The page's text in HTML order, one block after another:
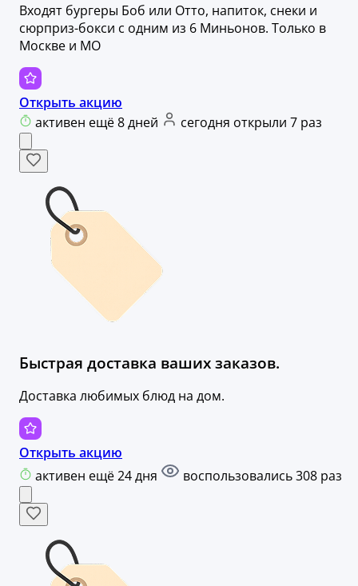
Входят бургеры Боб или Отто, напиток, снеки и
сюрприз-бокси с одним из 6 Миньонов. Только в
Москве и МО
Открыть акцию
активен ещё 8 дней
сегодня открыли 7 раз
Быстрая доставка ваших заказов.
Доставка любимых блюд на дом.
Открыть акцию
активен ещё 24 дня
воспользовались 308 раз